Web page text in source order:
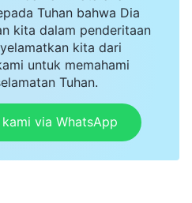
Tuhan bahwa Dia
kita dalam penderitaan
kita dari
untuk memahami
Tuhan.
via WhatsApp